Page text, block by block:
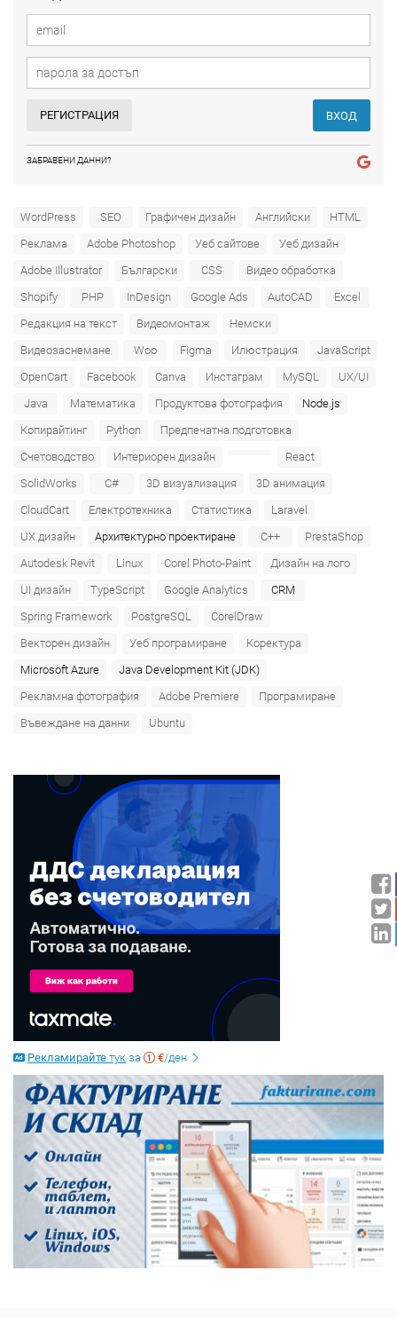
РЕГИСТРАЦИЯ ВХОД
ЗАБРАВЕНИ ДАННИ?
WordPress SEO Графичен дизайн Английски
HTML
Реклама
Adobe Photoshop Уеб сайтове
Уеб дизайн
Adobe Illustrator
Български CSS
Видео обработка
Shopify
PHP InDesign Google Ads AutoCAD
Excel
Редакция на текст
Видеомонтаж
Немски
Видеозаснемане
Woo Figma Илюстрация
JavaScript
OpenCart
Facebook Canva Инстаграм MySQL
UX/UI
Java
Математика Продуктова фотография
Node.js
Копирайтинг
Python
Предпечатна подготовка
Счетоводство
Интериорен дизайн
React
SolidWorks
C# 3D визуализация
3D анимация
CloudCart
Електротехника Статистика
Laravel
UX дизайн
Архитектурно проектиране C++
PrestaShop
Autodesk Revit
Linux Corel Photo-Paint
Дизайн на лого
UI дизайн
TypeScript Google Analytics
CRM
Spring Framework
PostgreSQL
CorelDraw
Векторен дизайн
Уеб програмиране
Коректура
Microsoft Azure‎
Java Development Kit (JDK)
Рекламна фотография
Adobe Premiere
Програмиране
Въвеждане на данни
Ubuntu
Рекламирайте тук за €/ден